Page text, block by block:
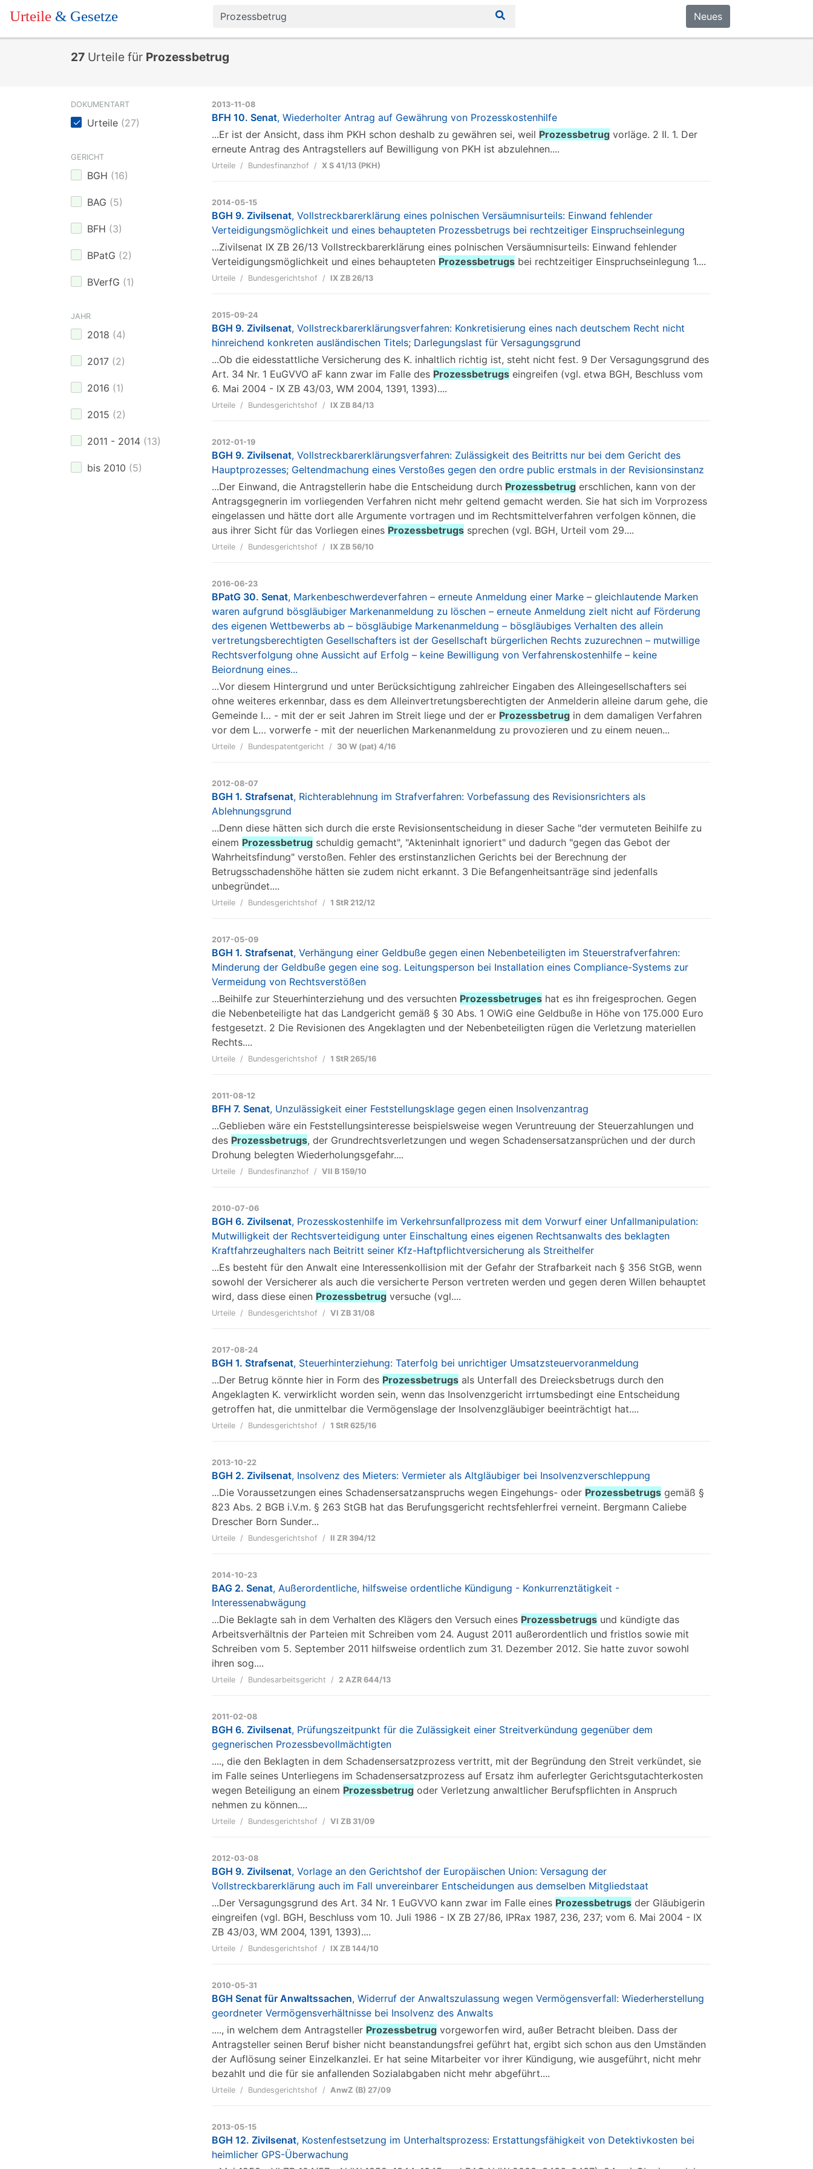
Urteile & Gesetze Neues
27 Urteile für Prozessbetrug
DOKUMENTART
Urteile (27)
GERICHT
BGH (16)
BAG (5)
BFH (3)
BPatG (2)
BVerfG (1)
JAHR
2018 (4)
2017 (2)
2016 (1)
2015 (2)
2011 - 2014 (13)
bis 2010 (5)
2013-11-08
BFH 10. Senat, Wiederholter Antrag auf Gewährung von Prozesskostenhilfe
...Er ist der Ansicht, dass ihm PKH schon deshalb zu gewähren sei, weil Prozessbetrug vorläge. 2 II. 1. Der
erneute Antrag des Antragstellers auf Bewilligung von PKH ist abzulehnen....
Urteile Bundesfinanzhof X S 41/13 (PKH)
2014-05-15
BGH 9. Zivilsenat, Vollstreckbarerklärung eines polnischen Versäumnisurteils: Einwand fehlender
Verteidigungsmöglichkeit und eines behaupteten Prozessbetrugs bei rechtzeitiger Einspruchseinlegung
...Zivilsenat IX ZB 26/13 Vollstreckbarerklärung eines polnischen Versäumnisurteils: Einwand fehlender
Verteidigungsmöglichkeit und eines behaupteten Prozessbetrugs bei rechtzeitiger Einspruchseinlegung 1....
Urteile Bundesgerichtshof IX ZB 26/13
2015-09-24
BGH 9. Zivilsenat, Vollstreckbarerklärungsverfahren: Konkretisierung eines nach deutschem Recht nicht
hinreichend konkreten ausländischen Titels; Darlegungslast für Versagungsgrund
...Ob die eidesstattliche Versicherung des K. inhaltlich richtig ist, steht nicht fest. 9 Der Versagungsgrund des
Art. 34 Nr. 1 EuGVVO aF kann zwar im Falle des Prozessbetrugs eingreifen (vgl. etwa BGH, Beschluss vom
6. Mai 2004 - IX ZB 43/03, WM 2004, 1391, 1393)....
Urteile Bundesgerichtshof IX ZB 84/13
2012-01-19
BGH 9. Zivilsenat, Vollstreckbarerklärungsverfahren: Zulässigkeit des Beitritts nur bei dem Gericht des
Hauptprozesses; Geltendmachung eines Verstoßes gegen den ordre public erstmals in der Revisionsinstanz
...Der Einwand, die Antragstellerin habe die Entscheidung durch Prozessbetrug erschlichen, kann von der
Antragsgegnerin im vorliegenden Verfahren nicht mehr geltend gemacht werden. Sie hat sich im Vorprozess
eingelassen und hätte dort alle Argumente vortragen und im Rechtsmittelverfahren verfolgen können, die
aus ihrer Sicht für das Vorliegen eines Prozessbetrugs sprechen (vgl. BGH, Urteil vom 29....
Urteile Bundesgerichtshof IX ZB 56/10
2016-06-23
BPatG 30. Senat, Markenbeschwerdeverfahren – erneute Anmeldung einer Marke – gleichlautende Marken
waren aufgrund bösgläubiger Markenanmeldung zu löschen – erneute Anmeldung zielt nicht auf Förderung
des eigenen Wettbewerbs ab – bösgläubige Markenanmeldung – bösgläubiges Verhalten des allein
vertretungsberechtigten Gesellschafters ist der Gesellschaft bürgerlichen Rechts zuzurechnen – mutwillige
Rechtsverfolgung ohne Aussicht auf Erfolg – keine Bewilligung von Verfahrenskostenhilfe – keine
Beiordnung eines...
...Vor diesem Hintergrund und unter Berücksichtigung zahlreicher Eingaben des Alleingesellschafters sei
ohne weiteres erkennbar, dass es dem Alleinvertretungsberechtigten der Anmelderin alleine darum gehe, die
Gemeinde I… - mit der er seit Jahren im Streit liege und der er Prozessbetrug in dem damaligen Verfahren
vor dem L… vorwerfe - mit der neuerlichen Markenanmeldung zu provozieren und zu einem neuen...
Urteile Bundespatentgericht 30 W (pat) 4/16
2012-08-07
BGH 1. Strafsenat, Richterablehnung im Strafverfahren: Vorbefassung des Revisionsrichters als
Ablehnungsgrund
...Denn diese hätten sich durch die erste Revisionsentscheidung in dieser Sache "der vermuteten Beihilfe zu
einem Prozessbetrug schuldig gemacht", "Akteninhalt ignoriert" und dadurch "gegen das Gebot der
Wahrheitsfindung" verstoßen. Fehler des erstinstanzlichen Gerichts bei der Berechnung der
Betrugsschadenshöhe hätten sie zudem nicht erkannt. 3 Die Befangenheitsanträge sind jedenfalls
unbegründet....
Urteile Bundesgerichtshof 1 StR 212/12
2017-05-09
BGH 1. Strafsenat, Verhängung einer Geldbuße gegen einen Nebenbeteiligten im Steuerstrafverfahren:
Minderung der Geldbuße gegen eine sog. Leitungsperson bei Installation eines Compliance-Systems zur
Vermeidung von Rechtsverstößen
...Beihilfe zur Steuerhinterziehung und des versuchten Prozessbetruges hat es ihn freigesprochen. Gegen
die Nebenbeteiligte hat das Landgericht gemäß § 30 Abs. 1 OWiG eine Geldbuße in Höhe von 175.000 Euro
festgesetzt. 2 Die Revisionen des Angeklagten und der Nebenbeteiligten rügen die Verletzung materiellen
Rechts....
Urteile Bundesgerichtshof 1 StR 265/16
2011-08-12
BFH 7. Senat, Unzulässigkeit einer Feststellungsklage gegen einen Insolvenzantrag
...Geblieben wäre ein Feststellungsinteresse beispielsweise wegen Veruntreuung der Steuerzahlungen und
des Prozessbetrugs, der Grundrechtsverletzungen und wegen Schadensersatzansprüchen und der durch
Drohung belegten Wiederholungsgefahr....
Urteile Bundesfinanzhof VII B 159/10
2010-07-06
BGH 6. Zivilsenat, Prozesskostenhilfe im Verkehrsunfallprozess mit dem Vorwurf einer Unfallmanipulation:
Mutwilligkeit der Rechtsverteidigung unter Einschaltung eines eigenen Rechtsanwalts des beklagten
Kraftfahrzeughalters nach Beitritt seiner Kfz-Haftpflichtversicherung als Streithelfer
...Es besteht für den Anwalt eine Interessenkollision mit der Gefahr der Strafbarkeit nach § 356 StGB, wenn
sowohl der Versicherer als auch die versicherte Person vertreten werden und gegen deren Willen behauptet
wird, dass diese einen Prozessbetrug versuche (vgl....
Urteile Bundesgerichtshof VI ZB 31/08
2017-08-24
BGH 1. Strafsenat, Steuerhinterziehung: Taterfolg bei unrichtiger Umsatzsteuervoranmeldung
...Der Betrug könnte hier in Form des Prozessbetrugs als Unterfall des Dreiecksbetrugs durch den
Angeklagten K. verwirklicht worden sein, wenn das Insolvenzgericht irrtumsbedingt eine Entscheidung
getroffen hat, die unmittelbar die Vermögenslage der Insolvenzgläubiger beeinträchtigt hat....
Urteile Bundesgerichtshof 1 StR 625/16
2013-10-22
BGH 2. Zivilsenat, Insolvenz des Mieters: Vermieter als Altgläubiger bei Insolvenzverschleppung
...Die Voraussetzungen eines Schadensersatzanspruchs wegen Eingehungs- oder Prozessbetrugs gemäß §
823 Abs. 2 BGB i.V.m. § 263 StGB hat das Berufungsgericht rechtsfehlerfrei verneint. Bergmann Caliebe
Drescher Born Sunder...
Urteile Bundesgerichtshof II ZR 394/12
2014-10-23
BAG 2. Senat, Außerordentliche, hilfsweise ordentliche Kündigung - Konkurrenztätigkeit -
Interessenabwägung
...Die Beklagte sah in dem Verhalten des Klägers den Versuch eines Prozessbetrugs und kündigte das
Arbeitsverhältnis der Parteien mit Schreiben vom 24. August 2011 außerordentlich und fristlos sowie mit
Schreiben vom 5. September 2011 hilfsweise ordentlich zum 31. Dezember 2012. Sie hatte zuvor sowohl
ihren sog....
Urteile Bundesarbeitsgericht 2 AZR 644/13
2011-02-08
BGH 6. Zivilsenat, Prüfungszeitpunkt für die Zulässigkeit einer Streitverkündung gegenüber dem
gegnerischen Prozessbevollmächtigten
...., die den Beklagten in dem Schadensersatzprozess vertritt, mit der Begründung den Streit verkündet, sie
im Falle seines Unterliegens im Schadensersatzprozess auf Ersatz ihm auferlegter Gerichtsgutachterkosten
wegen Beteiligung an einem Prozessbetrug oder Verletzung anwaltlicher Berufspflichten in Anspruch
nehmen zu können....
Urteile Bundesgerichtshof VI ZB 31/09
2012-03-08
BGH 9. Zivilsenat, Vorlage an den Gerichtshof der Europäischen Union: Versagung der
Vollstreckbarerklärung auch im Fall unvereinbarer Entscheidungen aus demselben Mitgliedstaat
...Der Versagungsgrund des Art. 34 Nr. 1 EuGVVO kann zwar im Falle eines Prozessbetrugs der Gläubigerin
eingreifen (vgl. BGH, Beschluss vom 10. Juli 1986 - IX ZB 27/86, IPRax 1987, 236, 237; vom 6. Mai 2004 - IX
ZB 43/03, WM 2004, 1391, 1393)....
Urteile Bundesgerichtshof IX ZB 144/10
2010-05-31
BGH Senat für Anwaltssachen, Widerruf der Anwaltszulassung wegen Vermögensverfall: Wiederherstellung
geordneter Vermögensverhältnisse bei Insolvenz des Anwalts
...., in welchem dem Antragsteller Prozessbetrug vorgeworfen wird, außer Betracht bleiben. Dass der
Antragsteller seinen Beruf bisher nicht beanstandungsfrei geführt hat, ergibt sich schon aus den Umständen
der Auflösung seiner Einzelkanzlei. Er hat seine Mitarbeiter vor ihrer Kündigung, wie ausgeführt, nicht mehr
bezahlt und die für sie anfallenden Sozialabgaben nicht mehr abgeführt....
Urteile Bundesgerichtshof AnwZ (B) 27/09
2013-05-15
BGH 12. Zivilsenat, Kostenfestsetzung im Unterhaltsprozess: Erstattungsfähigkeit von Detektivkosten bei
heimlicher GPS-Überwachung